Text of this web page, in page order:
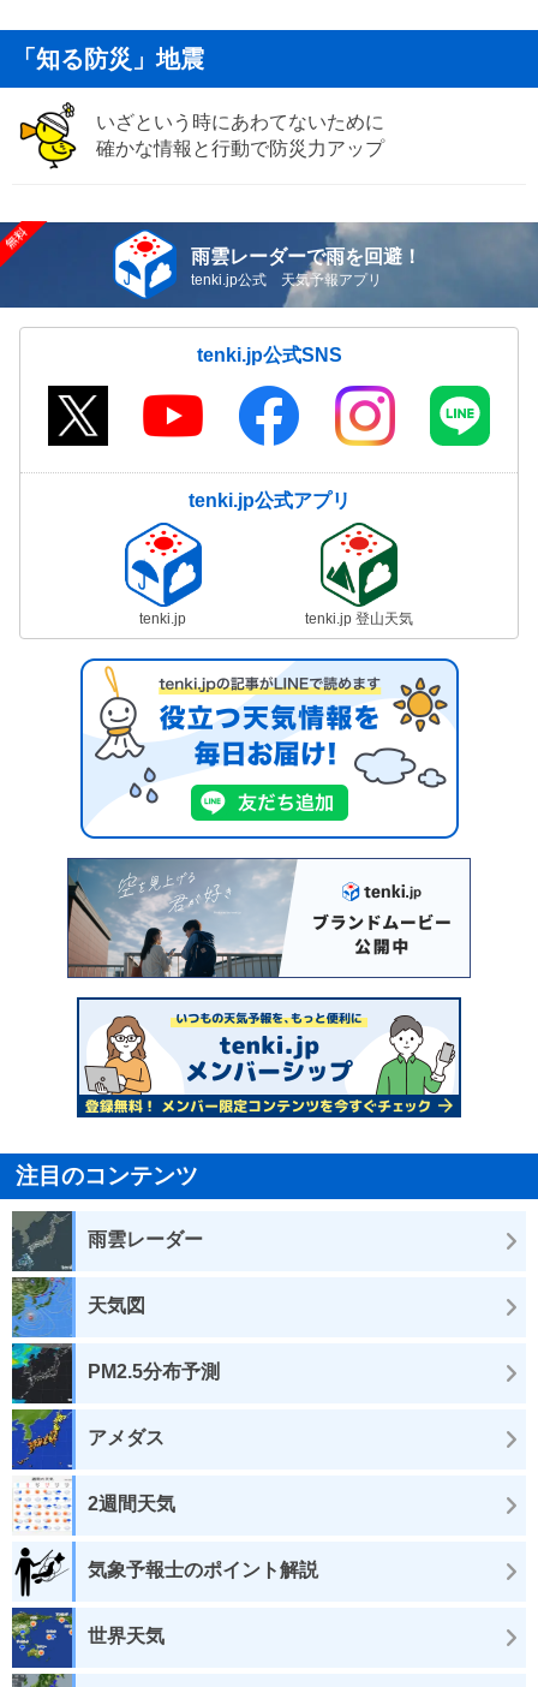
「知る防災」地震
いざという時にあわてないために
確かな情報と行動で防災力アップ
雨雲レーダーで雨を回避！
tenki.jp公式 天気予報アプリ
tenki.jp公式SNS
tenki.jp公式アプリ
tenki.jp tenki.jp 登山天気
注目のコンテンツ
雨雲レーダー
天気図
PM2.5分布予測
アメダス
2週間天気
気象予報士のポイント解説
世界天気